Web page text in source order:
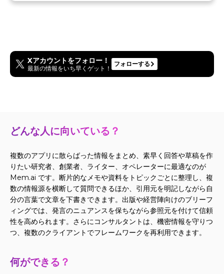
Xアカウントをフォロー！
最新の情報をいち早くゲット！
フォローする
どんな人に向いている？
複数のアプリに散らばった情報をまとめ、素早く回答や草稿を作
りたい研究者、創業者、ライター、オペレーターに最適なのが
Mem.ai です。断片的なメモや資料をトピックごとに整理し、複
数の情報源を横断して質問できるほか、引用元を明記しながら自
分の言葉で文章を下書きできます。出版や経営陣向けのブリーフ
ィングでは、発言のニュアンスを保ちながら参照元を付けて信頼
性を高められます。さらにコンサルタントは、機密情報を守りつ
つ、複数のクライアントでフレームワークを再利用できます。
何ができる？